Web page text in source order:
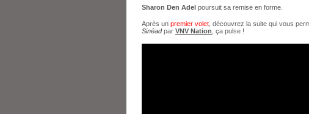
Sharon Den Adel poursuit sa remise en forme.
Après un premier volet , découvrez la suite qui vous
Sinéadpar VNV Nation , ça pulse !